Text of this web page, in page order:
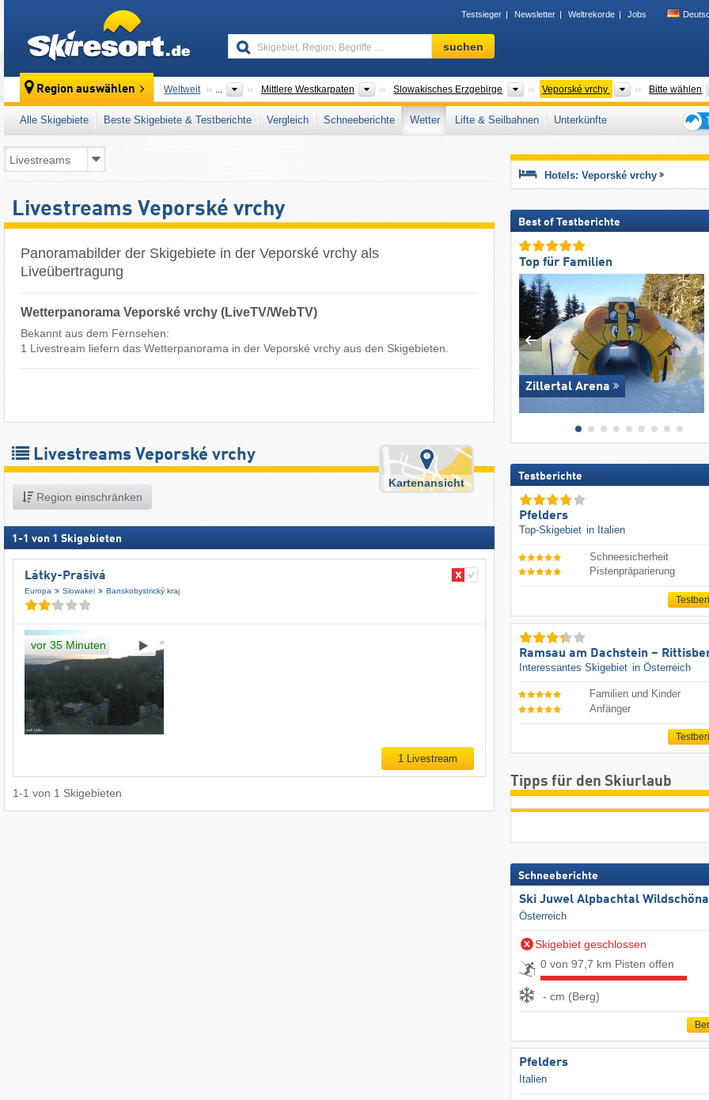
Testsieger Newsletter Weltrekorde Jobs
Skigebiet,
Region,
…
suchen
Region auswählen Weltweit ... Mittlere Westkarpaten Gebirgszüge
Slowakisches Erzgebirge Gebirgszüge
Veporské vrchy Gebirgszüge
Bitte wählen
Alle Skigebiete Beste Skigebiete & Testberichte Vergleich Schneeberichte Wetter Lifte & Seilbahnen
Unterkünfte
für
Livestreams Veporské vrchy
Panoramabilder der Skigebiete in der Veporské vrchy als
Liveübertragung
Wetterpanorama Veporské vrchy (LiveTV/WebTV)
Bekannt aus dem Fernsehen:
1 Livestream liefern das Wetterpanorama in der Veporské vrchy aus den Skigebieten.
Livestreams Veporské vrchy
Region einschränken
Kartenansicht
1 -1 von 1 Skigebieten
Látky-Prašivá
Europa Slowakei Banskobystrický kraj
vor 35 Minuten
1 Livestream
1-1 von 1 Skigebieten
Hotels: Veporské vrchy
Best of Testberichte
Top für Familien
Zillertal Arena
Testberichte
Pfelders
Top-Skigebiet in Italien
Schneesicherheit
Pistenpräparierung
Ramsau am Dachstein –
Interessantes Skigebiet in Österreich
Familien und Kinder
Anfänger
Tipps für den Skiurlaub
Schneeberichte
Ski Juwel Alpbachtal
Österreich
Skigebiet geschlossen
0 von 97,7 km Pisten offen
- cm (Berg)
Pfelders
Italien